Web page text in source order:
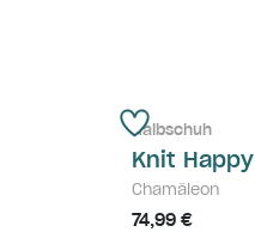
Halbschuh
Knit Happy
Chamäleon
74,99 €